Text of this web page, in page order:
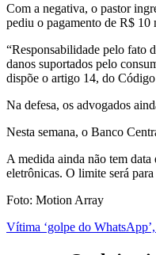
Com a negativa, o pastor
pediu o pagamento de R$ 10
“Responsabilidade pelo fato
danos suportados pelo
dispõe o artigo 14, do
Na defesa, os advogados
Nesta semana, o Banco
A medida ainda não tem
eletrônicas. O limite será
Foto: Motion Array
Vítima ‘golpe do